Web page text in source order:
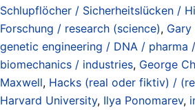
Schlupflöcher / Sicherheitslücken /
Forschung / research (science), Gary
genetic engineering / DNA /
biomechanics / industries, George
Maxwell, Hacks (real oder fiktiv) /
Harvard University, Ilya Ponomarev,